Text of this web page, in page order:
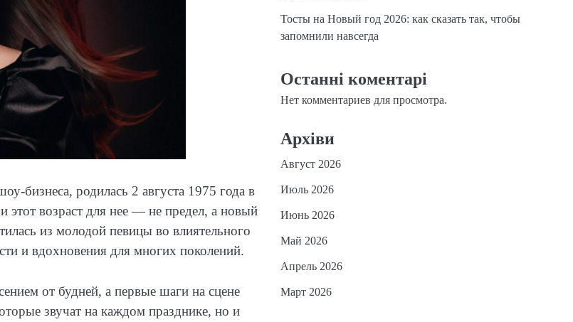
бизнеса, родилась 2 августа 1975 года в
этот возраст для нее — не предел, а новый
из молодой певицы во влиятельного
и вдохновения для многих поколений.
от будней, а первые шаги на сцене
звучат на каждом празднике, но и
Тосты на Новый год 2026: как сказать так, чтобы
запомнили навсегда
Останні коментарі
Нет комментариев для просмотра.
Архіви
Август 2026
Июль 2026
Июнь 2026
Май 2026
Апрель 2026
Март 2026